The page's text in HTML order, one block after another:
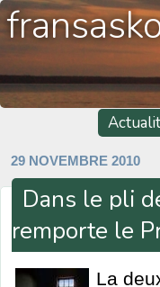
29 NOVEMBRE 2010
Dans le pli
remporte le
La